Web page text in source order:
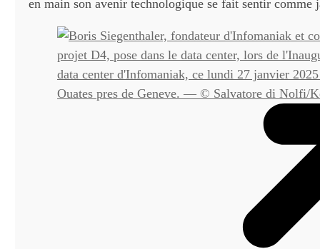
en main son avenir technologique se fait sentir comme